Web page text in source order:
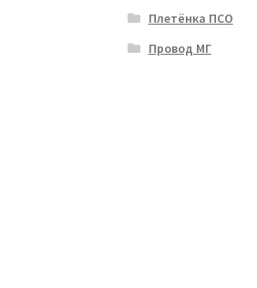
Плетёнка ПСО
Провод МГ